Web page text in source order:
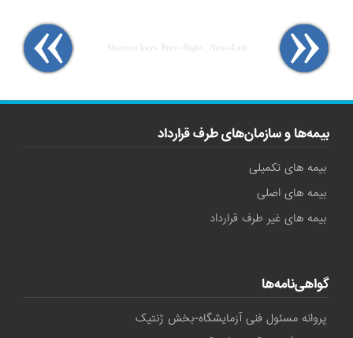
Shortcut keys: Prev=Right , Next=Left
بیمه‌ها و سازمان‌های طرف قرارداد
بیمه های تکمیلی
بیمه های اصلی
بیمه های غیر طرف قرارداد
گواهی‌نامه‌ها
پروانه مسئول فنی آزمایشگاه-بخش ژنتیک